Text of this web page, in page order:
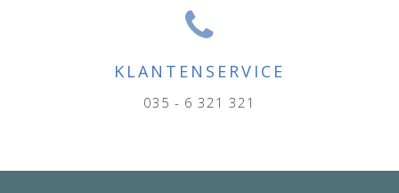
KLANTENSERVICE
035 - 6 321 321